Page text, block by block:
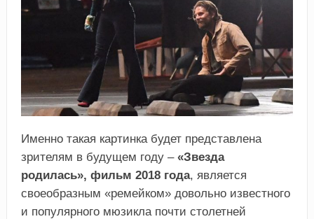
Именно такая картинка будет представлена
зрителям в будущем году – «Звезда
родилась», фильм 2018 года, является
своеобразным «ремейком» довольно известного
и популярного мюзикла почти столетней